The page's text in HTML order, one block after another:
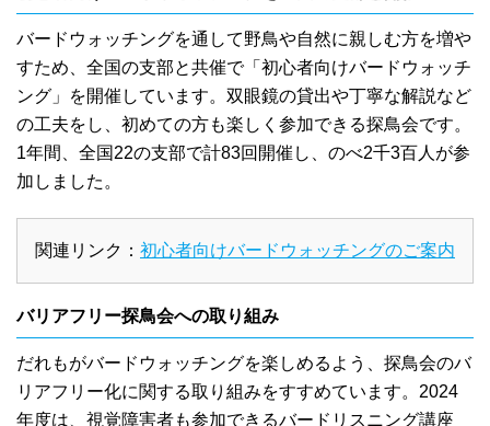
バードウォッチングを通して野鳥や自然に親しむ方を増や
すため、全国の支部と共催で「初心者向けバードウォッチ
ング」を開催しています。双眼鏡の貸出や丁寧な解説など
の工夫をし、初めての方も楽しく参加できる探鳥会です。
1年間、全国22の支部で計83回開催し、のべ2千3百人が参
加しました。
関連リンク： 初心者向けバードウォッチングのご案内
バリアフリー探鳥会への取り組み
だれもがバードウォッチングを楽しめるよう、探鳥会のバ
リアフリー化に関する取り組みをすすめています。2024
年度は、視覚障害者も参加できるバードリスニング講座